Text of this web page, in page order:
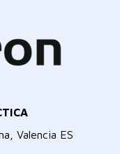
Valencia ES